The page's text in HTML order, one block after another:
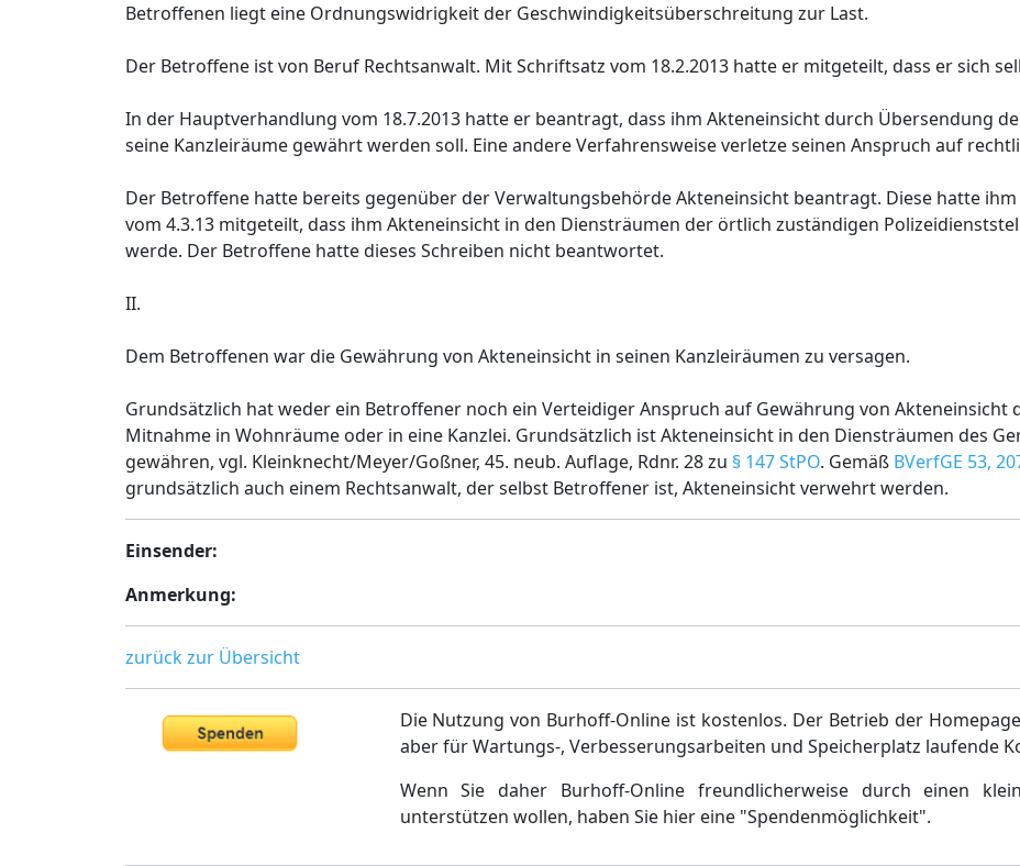
Betroffenen liegt eine Ordnungswidrigkeit der Geschwindigkeitsüberschreitung zur Last.
Der Betroffene ist von Beruf Rechtsanwalt. Mit Schriftsatz vom 18.2.2013 hatte er mitgeteilt, dass er sich
In der Hauptverhandlung vom 18.7.2013 hatte er beantragt, dass ihm Akteneinsicht durch Übersendung
seine Kanzleiräume gewährt werden soll. Eine andere Verfahrensweise verletze seinen Anspruch auf
Der Betroffene hatte bereits gegenüber der Verwaltungsbehörde Akteneinsicht beantragt. Diese hatte
vom 4.3.13 mitgeteilt, dass ihm Akteneinsicht in den Diensträumen der örtlich zuständigen
werde. Der Betroffene hatte dieses Schreiben nicht beantwortet.
II.
Dem Betroffenen war die Gewährung von Akteneinsicht in seinen Kanzleiräumen zu versagen.
Grundsätzlich hat weder ein Betroffener noch ein Verteidiger Anspruch auf Gewährung von Akteneinsicht
Mitnahme in Wohnräume oder in eine Kanzlei. Grundsätzlich ist Akteneinsicht in den Diensträumen des
gewähren, vgl. Kleinknecht/Meyer/Goßner, 45. neub. Auflage, Rdnr. 28 zu § 147 StPO. Gemäß BVerfGE 53,
grundsätzlich auch einem Rechtsanwalt, der selbst Betroffener ist, Akteneinsicht verwehrt werden.
Einsender:
Anmerkung:
zurück zur Übersicht
Die Nutzung von Burhoff-Online ist kostenlos. Der Betrieb der
aber für Wartungs-, Verbesserungsarbeiten und Speicherplatz laufende
Wenn Sie daher Burhoff-Online freundlicherweise durch einen
unterstützen wollen, haben Sie hier eine "Spendenmöglichkeit".